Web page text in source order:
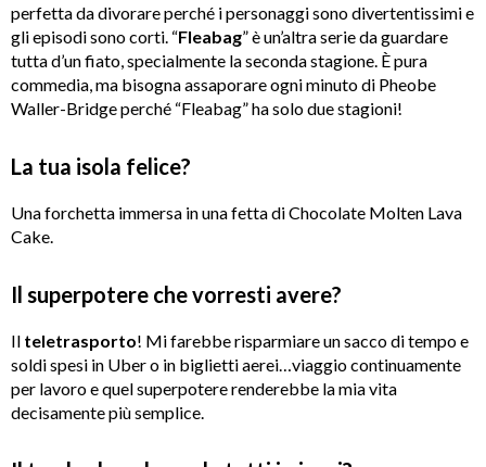
perfetta da divorare perché i personaggi sono divertentissimi e
gli episodi sono corti. “Fleabag” è un’altra serie da guardare
tutta d’un fiato, specialmente la seconda stagione. È pura
commedia, ma bisogna assaporare ogni minuto di Pheobe
Waller-Bridge perché “Fleabag” ha solo due stagioni!
La tua isola felice?
Una forchetta immersa in una fetta di Chocolate Molten Lava
Cake.
Il superpotere che vorresti avere?
Il teletrasporto! Mi farebbe risparmiare un sacco di tempo e
soldi spesi in Uber o in biglietti aerei…viaggio continuamente
per lavoro e quel superpotere renderebbe la mia vita
decisamente più semplice.